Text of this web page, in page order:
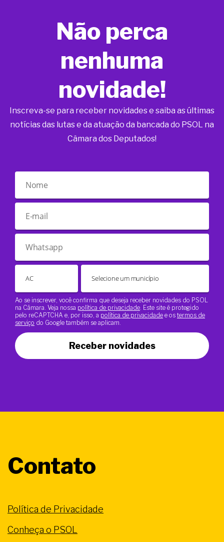
Não perca
nenhuma
novidade!
Inscreva-se para receber novidades e saiba as últimas
notícias das lutas e da atuação da bancada do PSOL na
Câmara dos Deputados!
Ao se inscrever, você confirma que deseja receber novidades do PSOL
na Câmara. Veja nossa política de privacidade . Este site é protegido
pelo reCAPTCHA e, por isso, a política de privacidade e os termos de
serviço do Google também se aplicam.
Receber novidades
Contato
Política de Privacidade
Conheça o PSOL